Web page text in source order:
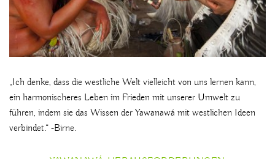
„Ich denke, dass die westliche Welt vielleicht von uns lernen kann,
ein harmonischeres Leben im Frieden mit unserer Umwelt zu
führen, indem sie das Wissen der Yawanawá mit westlichen Ideen
verbindet.“ -Birne.